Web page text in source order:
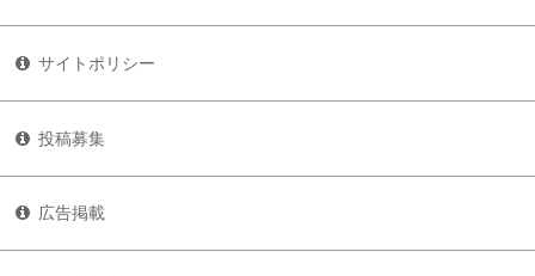
サイトポリシー
投稿募集
広告掲載